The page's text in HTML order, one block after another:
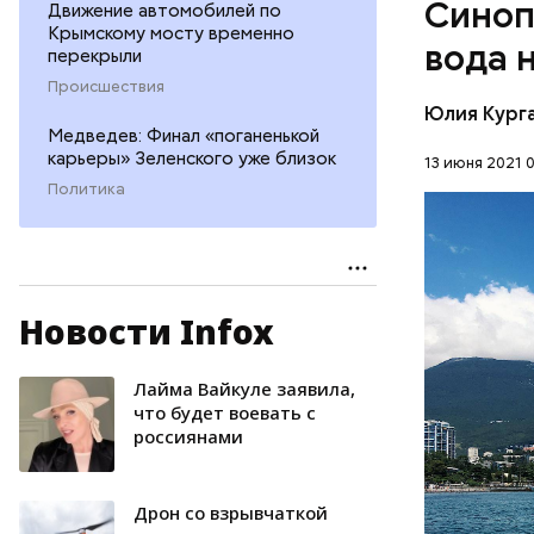
Движение автомобилей по
Крымскому мосту временно
перекрыли
Происшествия
Медведев: Финал «поганенькой
карьеры» Зеленского уже близок
Политика
Новости Infox
Лайма Вайкуле заявила,
что будет воевать с
россиянами
Дрон со взрывчаткой
вода
Юлия
13 июня 2021